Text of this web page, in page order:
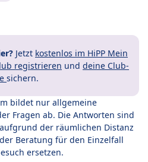
Jetzt kostenlos im HiPP Mein
registrieren und deine Club-
sichern.
bildet nur allgemeine
Fragen ab. Die Antworten sind
der räumlichen Distanz
Beratung für den Einzelfall
ersetzen.